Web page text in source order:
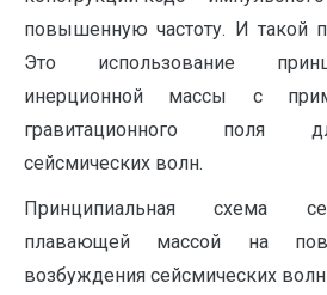
повышенную частоту. И такой
Это использование
инерционной массы с
гравитационного поля
сейсмических волн.
Принципиальная схема
плавающей массой на
возбуждения сейсмических